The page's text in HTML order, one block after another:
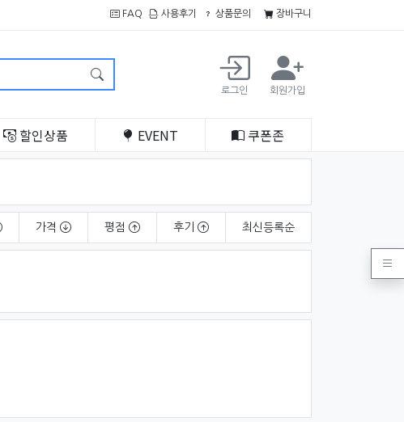
FAQ 사용후기 상품문의 장바구니
로그인 회원가입
할인상품 EVENT 쿠폰존
가격 평점 후기 최신등록순